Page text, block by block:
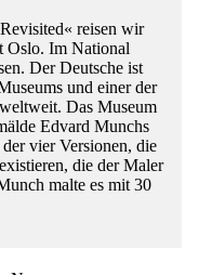
reisen wir
Oslo. Im National
Der Deutsche ist
und einer der
Das Museum
Edvard Munchs
vier Versionen, die
die der Maler
malte es mit 30